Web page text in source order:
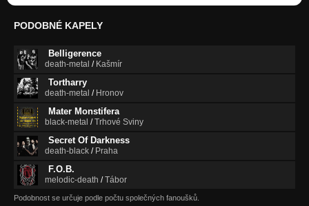
PODOBNÉ KAPELY
Belligerence
death-metal / Kašmír
Tortharry
death-metal / Hronov
Mater Monstifera
black-metal /Trhové Sviny
Secret Of Darkness
death-black / Praha
F.O.B.
melodic-death /Tábor
Podobnost se určuje podle počtu společných fanoušků.